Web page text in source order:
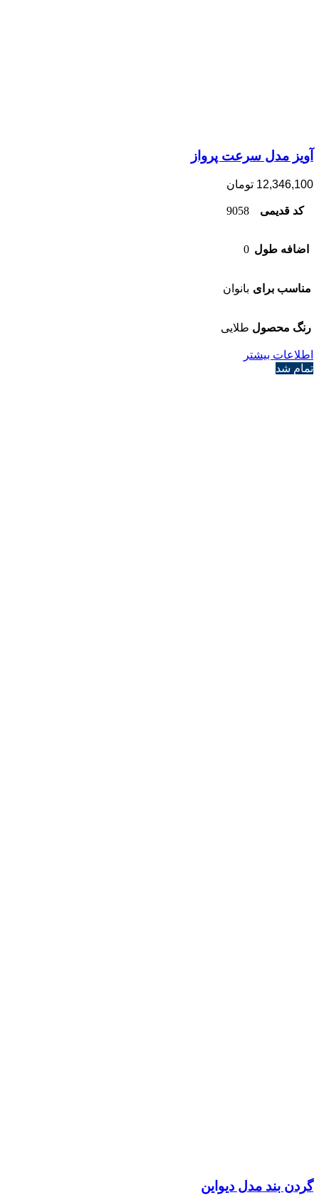
آویز مدل سرعت پرواز
12,346,100 تومان
کد قدیمی 9058
اضافه طول 0
مناسب برای بانوان
رنگ محصول طلایی
اطلاعات بیشتر
تمام شد
گردن بند مدل دیواین